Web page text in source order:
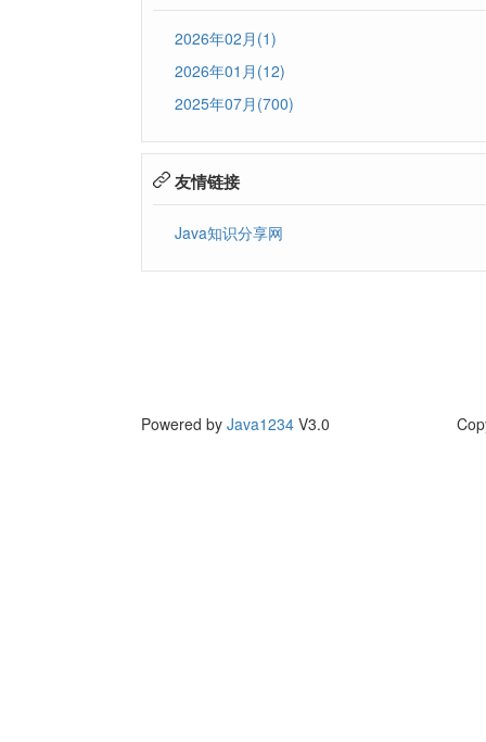
2026年02月(1)
2026年01月(12)
2025年07月(700)
友情链接
Java知识分享网
Powered by Java1234 V3.0